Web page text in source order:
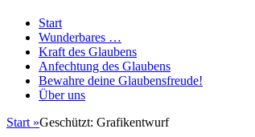
Zum
Inhalt
springen
Start
Wunderbares …
Kraft des Glaubens
Anfechtung des Glaubens
Bewahre deine Glaubensfreude!
Über uns
Start »Geschützt: Grafikentwurf